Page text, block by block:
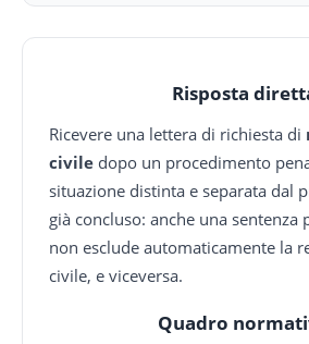
Risposta
Ricevere una lettera di richiesta di
civile dopo un procedimento
situazione distinta e separata dal
già concluso: anche una sentenza
non esclude automaticamente la
civile, e viceversa.
Quadro